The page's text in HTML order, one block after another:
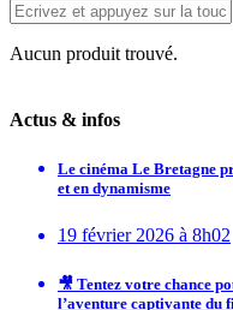
Aucun produit trouvé.
Actus & infos
Le cinéma Le Bretagne
et en dynamisme
19 février 2026 à 8h02
🎥 Tentez votre chance
l’aventure captivante du